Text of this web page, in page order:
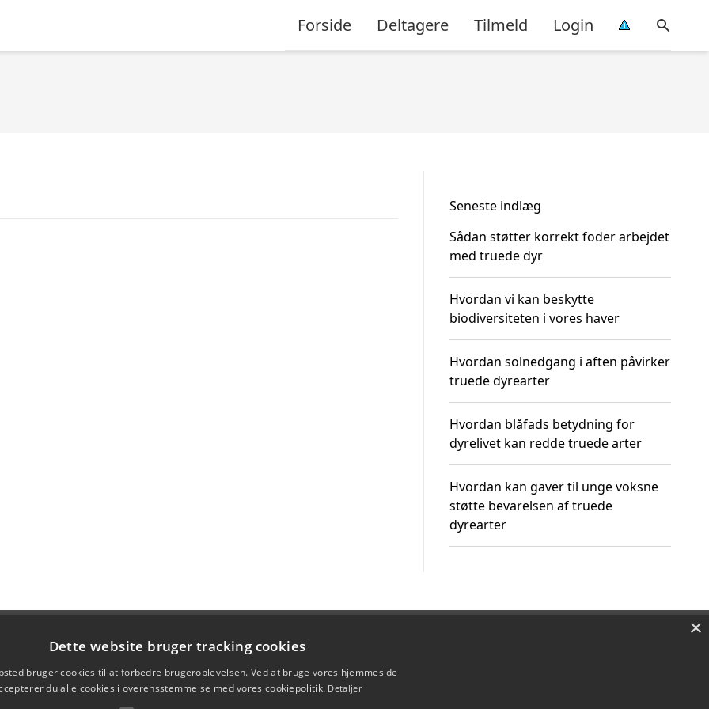
Forside Deltagere Tilmeld Login
Seneste indlæg
Sådan støtter korrekt foder arbejdet
med truede dyr
Hvordan vi kan beskytte
biodiversiteten i vores haver
Hvordan solnedgang i aften påvirker
truede dyrearter
Hvordan blåfads betydning for
dyrelivet kan redde truede arter
Hvordan kan gaver til unge voksne
støtte bevarelsen af truede
dyrearter
×
Dette website bruger tracking cookies
bruger cookies til at forbedre brugeroplevelsen. Ved at bruge vores hjemmeside
du alle cookies i overensstemmelse med vores cookiepolitik. Detaljer